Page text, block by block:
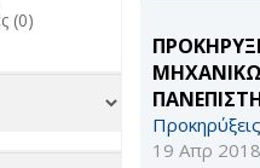
19 Απρ 2018
(0)